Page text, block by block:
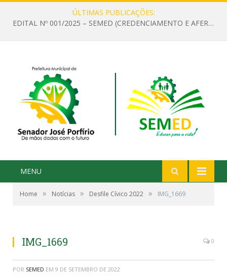
ÚLTIMAS PUBLICAÇÕES:
EDITAL Nº 001/2025 – SEMED (CREDENCIAMENTO E AFERIÇÃO DE CRITÉRIOS TÉCNICOS DE MÉRITO E DESEMPENHO PARA PROVIMENTO DO CARGO OU FUNÇÃO DE GESTOR ESCOLAR DAS UNIDADES DE ENSINO DA REDE MUNICIPAL DE SENADOR JO)
MENU
Home » Notícias » Desfile Cívico 2022 » IMG_1669
IMG_1669 0
POR SEMED EM 9 DE SETEMBRO DE 2022